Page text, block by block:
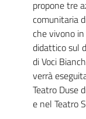
propone tre
comunitaria
che vivono
didattico sul
di Voci
verrà
Teatro Duse
e nel Teatro